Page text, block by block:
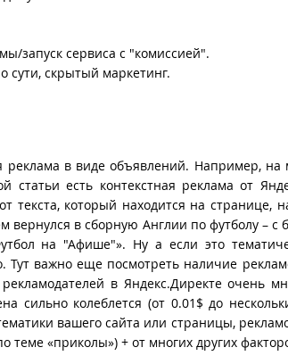
запуск сервиса с "комиссией".
сути, скрытый маркетинг.
реклама в виде объявлений. Например, на
статьи есть контекстная реклама от
текста, который находится на странице,
вернулся в сборную Англии по футболу – с
на "Афише"». Ну а если это
Тут важно еще посмотреть наличие
рекламодателей в Яндекс.Директе очень
сильно колеблется (от 0.01$ до
вашего сайта или страницы,
теме «приколы») + от многих других